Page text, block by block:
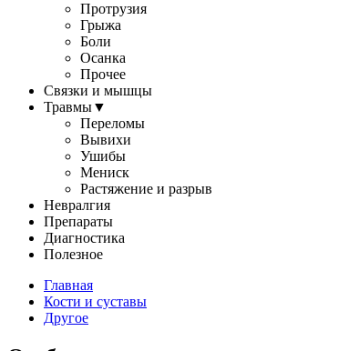
Протрузия
Грыжа
Боли
Осанка
Прочее
Связки и мышцы
Травмы▼
Переломы
Вывихи
Ушибы
Мениск
Растяжение и разрыв
Невралгия
Препараты
Диагностика
Полезное
Главная
Кости и суставы
Другое